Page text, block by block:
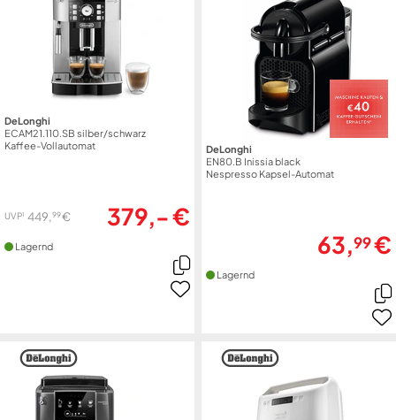
DeLonghi
ECAM21.110.SB silber/schwarz
Kaffee-Vollautomat
UVP1 449,99€ 379,- €
Lagernd
DeLonghi
EN80.B Inissia black
Nespresso Kapsel-Automat
63,99€
Lagernd